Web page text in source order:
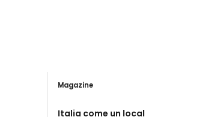
Magazine
Italia come un local